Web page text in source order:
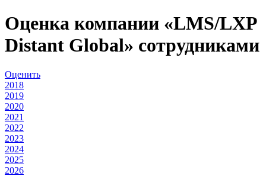
Оценка компании «LMS/LXP
Distant Global» сотрудниками
Оценить
2018
2019
2020
2021
2022
2023
2024
2025
2026